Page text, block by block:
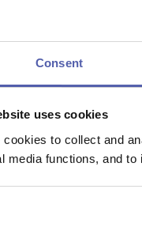
Consent
uses cookies
cookies to collect and
media functions, and
na jednom místě?
práce v terénu. Čeká